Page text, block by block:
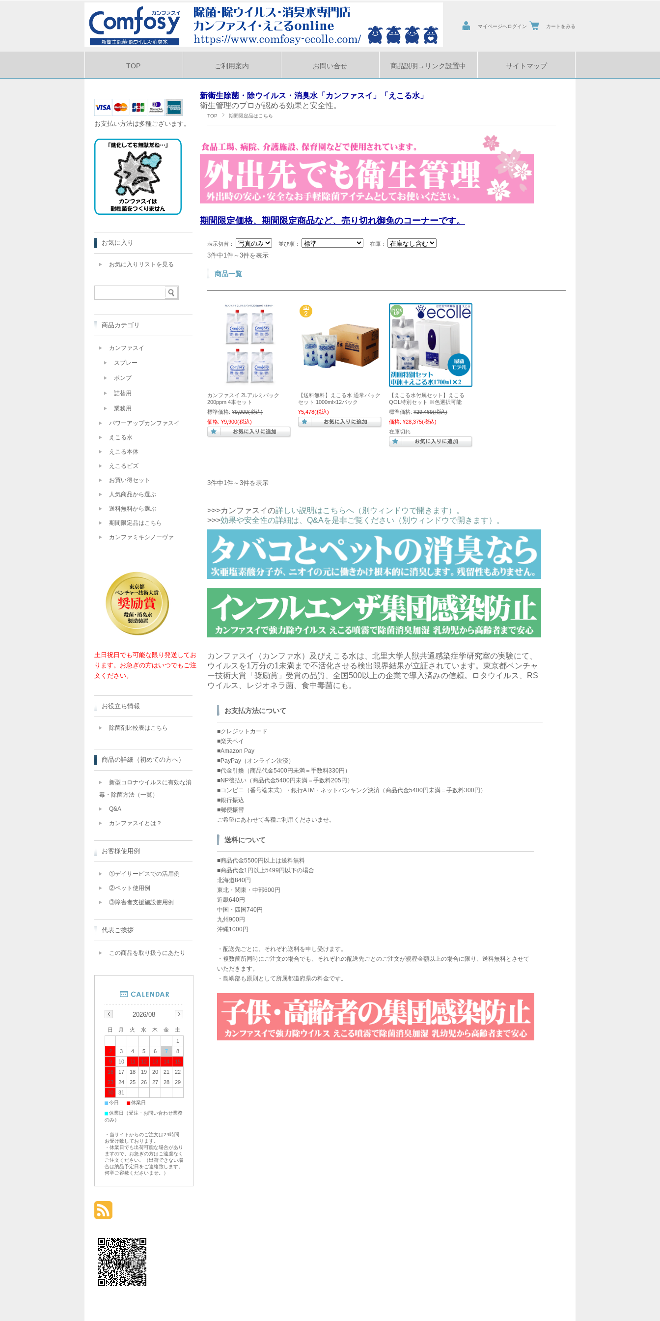
マイページへログイン カートをみる
TOP ご利用案内 お問い合せ 商品説明→リンク設置中 サイトマップ
新衛生除菌・除ウイルス・消臭水「カンファスイ」「えこる水」
衛生管理のプロが認める効果と安全性。
TOP 期間限定品はこちら
期間限定価格、期間限定商品など、売り切れ御免のコーナーです。
表示切替： 並び順： 在庫：
3件中1件～3件を表示
商品一覧
カンファスイ 2Lアルミパック
200ppm 4本セット
標準価格: ¥9,900(税込)
価格: ¥9,900(税込)
【送料無料】えこる水 通常パック
セット 1000ml×12パック
¥5,478(税込)
【えこる水付属セット】えこる
QOL特別セット ※色選択可能
標準価格: ¥29,469(税込)
価格: ¥28,375(税込)
在庫切れ
3件中1件～3件を表示
>>>カンファスイの詳しい説明はこちらへ（別ウィンドウで開きます）。
>>>効果や安全性の詳細は、Q&Aを是非ご覧ください（別ウィンドウで開きます） 。
カンファスイ（カンファ水）及びえこる水は、北里大学人獣共通感染症学研究室の実験にて、
ウイルスを1万分の1未満まで不活化させる検出限界結果が立証されています。東京都ベンチャ
ー技術大賞「奨励賞」受賞の品質、全国500以上の企業で導入済みの信頼。ロタウイルス、RS
ウイルス、レジオネラ菌、食中毒菌にも。
お支払方法について
■クレジットカード
■楽天ペイ
■Amazon Pay
■PayPay（オンライン決済）
■代金引換（商品代金5400円未満＝手数料330円）
■NP後払い（商品代金5400円未満＝手数料205円）
■コンビニ（番号端末式）・銀行ATM・ネットバンキング決済（商品代金5400円未満＝手数料300円）
■銀行振込
■郵便振替
ご希望にあわせて各種ご利用くださいませ。
送料について
■商品代金5500円以上は送料無料
■商品代金1円以上5499円以下の場合
北海道840円
東北・関東・中部600円
近畿640円
中国・四国740円
九州900円
沖縄1000円
・配送先ごとに、それぞれ送料を申し受けます。
・複数箇所同時にご注文の場合でも、それぞれの配送先ごとのご注文が規程金額以上の場合に限り、送料無料とさせて
いただきます。
・島嶼部も原則として所属都道府県の料金です。
お支払い方法は多種ございます。
お気に入り
お気に入りリストを見る
商品カテゴリ
カンファスイ
スプレー
ポンプ
詰替用
業務用
パワーアップカンファスイ
えこる水
えこる本体
えこるビズ
お買い得セット
人気商品から選ぶ
送料無料から選ぶ
期間限定品はこちら
カンファミキシノーヴァ
土日祝日でも可能な限り発送してお
ります。お急ぎの方はいつでもご注
文ください。
お役立ち情報
除菌剤比較表はこちら
商品の詳細（初めての方へ）
新型コロナウイルスに有効な消
毒・除菌方法（一覧）
Q&A
カンファスイとは？
お客様使用例
①デイサービスでの活用例
②ペット使用例
③障害者支援施設使用例
代表ご挨拶
この商品を取り扱うにあたり
2026/08
日 月 火 水 木 金
土
1
2
3 4 5 6 7
8
9
10 11 12 13 14
15
16
17 18 19 20 21
22
23
24 25 26 27 28
29
30
31
■今日 ■休業日
■休業日（受注・お問い合わせ業務
のみ）
・当サイトからのご注文は24時間
お受け致しております。
・休業日でも出荷可能な場合があり
ますので、お急ぎの方はご遠慮なく
ご注文ください。（出荷できない場
合は納品予定日をご連絡致します。
何卒ご容赦くださいませ。）